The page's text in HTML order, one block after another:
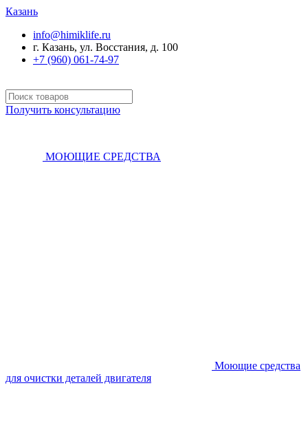
Казань
info@himiklife.ru
г. Казань, ул. Восстания, д. 100
+7 (960) 061-74-97
Получить консультацию
МОЮЩИЕ СРЕДСТВА
Моющие средства
для очистки деталей двигателя